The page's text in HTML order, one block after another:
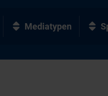
Mediatypen